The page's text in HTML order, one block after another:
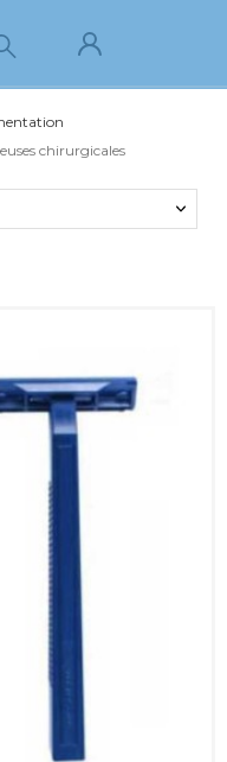
chirurgicales